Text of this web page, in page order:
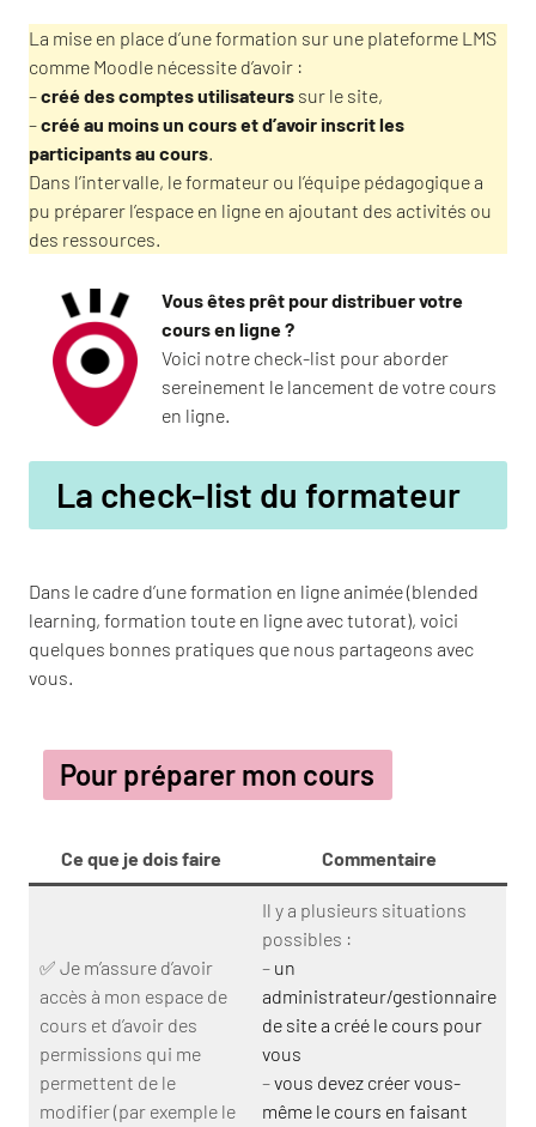
La mise en place d’une formation sur une plateforme LMS
comme Moodle nécessite d’avoir :
–créé des comptes utilisateurs sur le site,
–créé au moins un cours et d’avoir inscrit les
participants au cours.
Dans l’intervalle, le formateur ou l’équipe pédagogique a
pu préparer l’espace en ligne en ajoutant des activités ou
des ressources.
Vous êtes prêt pour distribuer votre
cours en ligne ?
Voici notre check-list pour aborder
sereinement le lancement de votre cours
en ligne.
La check-list du formateur
Dans le cadre d’une formation en ligne animée (blended
learning, formation toute en ligne avec tutorat), voici
quelques bonnes pratiques que nous partageons avec
vous.
Pour préparer mon cours
Ce que je dois faire Commentaire
✅​ Je m’assure d’avoir
accès à mon espace de
cours et d’avoir des
permissions qui me
permettent de le
modifier (par exemple le
Il y a plusieurs situations
possibles :
– un
administrateur/gestionnaire
de site a créé le cours pour
vous
–vous devez créer vous-
même le cours en faisant